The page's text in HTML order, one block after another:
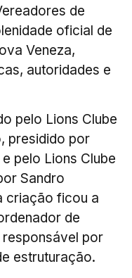
de
oficial de
Veneza,
autoridades e
pelo Lions Clube
presidido por
pelo Lions Clube
Sandro
criação ficou a
de
por
estruturação.